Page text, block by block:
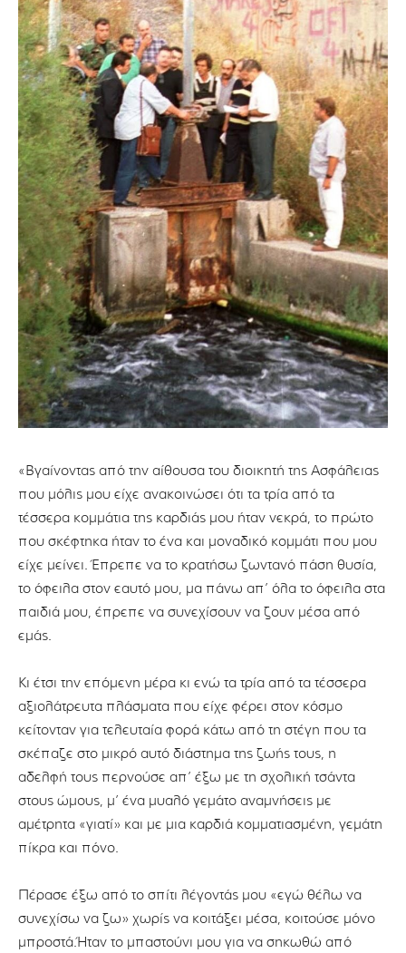
«Βγαίνοντας από την αίθουσα του διοικητή της Ασφάλειας
που μόλις μου είχε ανακοινώσει ότι τα τρία από τα
τέσσερα κομμάτια της καρδιάς μου ήταν νεκρά, το πρώτο
που σκέφτηκα ήταν το ένα και μοναδικό κομμάτι που μου
είχε μείνει. Έπρεπε να το κρατήσω ζωντανό πάση θυσία,
το όφειλα στον εαυτό μου, μα πάνω απ’ όλα το όφειλα στα
παιδιά μου, έπρεπε να συνεχίσουν να ζουν μέσα από
εμάς.
Κι έτσι την επόμενη μέρα κι ενώ τα τρία από τα τέσσερα
αξιολάτρευτα πλάσματα που είχε φέρει στον κόσμο
κείτονταν για τελευταία φορά κάτω από τη στέγη που τα
σκέπαζε στο μικρό αυτό διάστημα της ζωής τους, η
αδελφή τους περνούσε απ’ έξω με τη σχολική τσάντα
στους ώμους, μ’ ένα μυαλό γεμάτο αναμνήσεις με
αμέτρητα «γιατί» και με μια καρδιά κομματιασμένη, γεμάτη
πίκρα και πόνο.
Πέρασε έξω από το σπίτι λέγοντάς μου «εγώ θέλω να
συνεχίσω να ζω» χωρίς να κοιτάξει μέσα, κοιτούσε μόνο
μπροστά.Ήταν το μπαστούνι μου για να σηκωθώ από